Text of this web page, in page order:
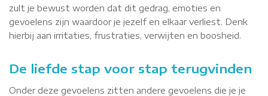
zult je bewust worden dat dit gedrag, emoties en
gevoelens zijn waardoor je jezelf en elkaar verliest. Denk
hierbij aan irritaties, frustraties, verwijten en boosheid.
De liefde stap voor stap terugvinden
Onder deze gevoelens zitten andere gevoelens die je je